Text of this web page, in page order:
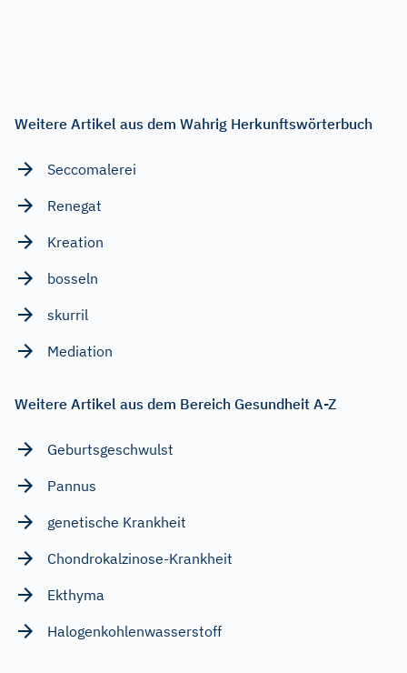
Weitere Artikel aus dem Wahrig Herkunftswörterbuch
Seccomalerei
Renegat
Kreation
bosseln
skurril
Mediation
Weitere Artikel aus dem Bereich Gesundheit A-Z
Geburtsgeschwulst
Pannus
genetische Krankheit
Chondrokalzinose-Krankheit
Ekthyma
Halogenkohlenwasserstoff